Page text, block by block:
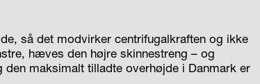
så det modvirker centrifugalkraften og ikke
hæves den højre skinnestreng – og
maksimalt tilladte overhøjde i Danmark er